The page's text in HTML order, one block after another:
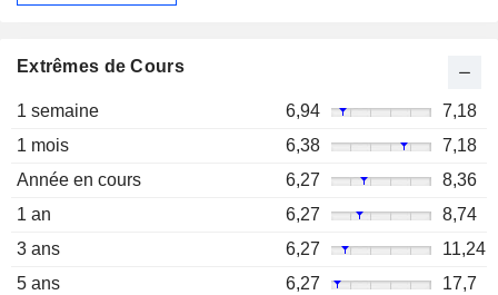
Extrêmes de Cours
1 semaine 6,94
7,18
1 mois
6,38
7,18
Année en cours
6,27
8,36
1 an
6,27
8,74
3 ans
6,27
11,24
5 ans
6,27
17,7